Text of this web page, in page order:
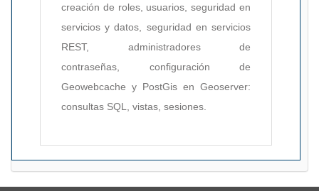
creación de roles, usuarios, seguridad en
servicios y datos, seguridad en servicios
REST, administradores de
contraseñas, configuración de
Geowebcache y PostGis en Geoserver:
consultas SQL, vistas, sesiones.